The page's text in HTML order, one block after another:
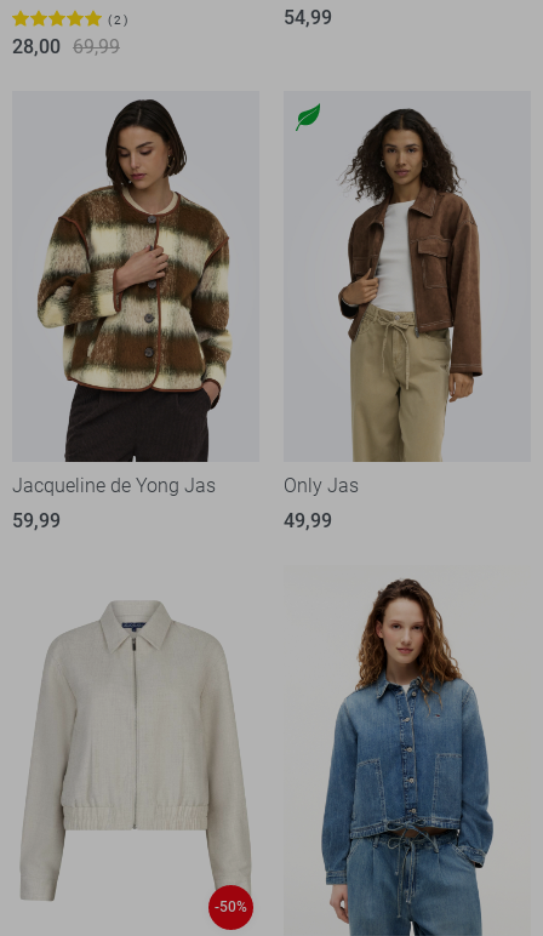
2
28,00 69,99
54,99
Jacqueline de Yong Jas
59,99
Only Jas
49,99
-50%